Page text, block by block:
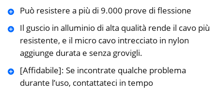
Può resistere a più di 9.000 prove di flessione
Il guscio in alluminio di alta qualità rende il cavo più
resistente, e il micro cavo intrecciato in nylon
aggiunge durata e senza grovigli.
[Affidabile]: Se incontrate qualche problema
durante l’uso, contattateci in tempo